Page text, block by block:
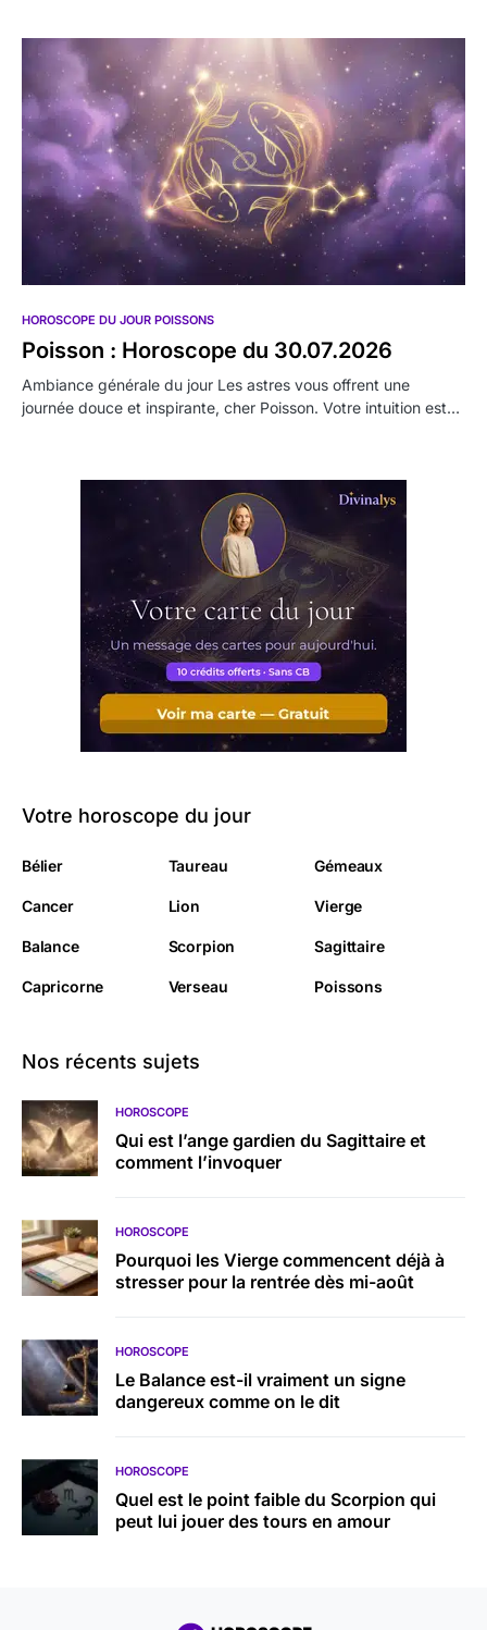
HOROSCOPE DU JOUR POISSONS
Poisson : Horoscope du 30.07.2026
Ambiance générale du jour Les astres vous offrent une
journée douce et inspirante, cher Poisson. Votre intuition est…
Votre horoscope du jour
Bélier Taureau Gémeaux
Cancer Lion Vierge
Balance Scorpion Sagittaire
Capricorne Verseau Poissons
Nos récents sujets
HOROSCOPE
Qui est l’ange gardien du Sagittaire et
comment l’invoquer
HOROSCOPE
Pourquoi les Vierge commencent déjà à
stresser pour la rentrée dès mi-août
HOROSCOPE
Le Balance est-il vraiment un signe
dangereux comme on le dit
HOROSCOPE
Quel est le point faible du Scorpion qui
peut lui jouer des tours en amour